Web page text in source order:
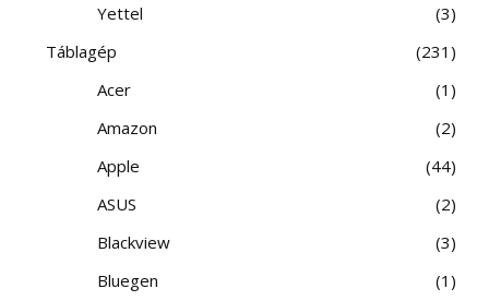
Yettel
3
Táblagép
231
Acer
1
Amazon
2
Apple
44
ASUS
2
Blackview
3
Bluegen
1